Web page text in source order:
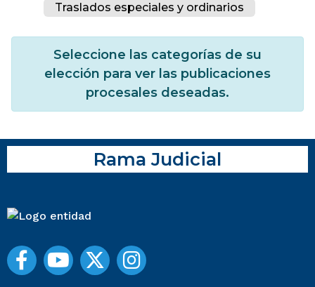
Traslados especiales y ordinarios
Seleccione las categorías de su
elección para ver las publicaciones
procesales deseadas.
Rama Judicial